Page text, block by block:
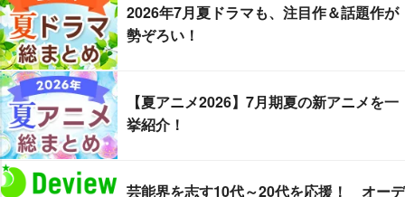
2026年7月夏ドラマも、注目作＆話題作が
勢ぞろい！
【夏アニメ2026】7月期夏の新アニメを一
挙紹介！
芸能界を志す10代～20代を応援！ オーデ